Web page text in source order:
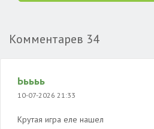
Комментарев 34
Ььььь
10-07-2026 21:33
Крутая игра еле нашел